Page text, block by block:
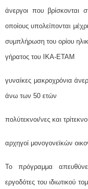
άνεργοι που βρίσκονται
οποίους υπολείπονται
συμπλήρωση του ορίου
γήρατος του ΙΚΑ-ΕΤΑΜ
γυναίκες μακροχρόνια
άνω των 50 ετών
πολύτεκνοι/νες και
αρχηγοί μονογονεϊκών
Το πρόγραμμα
εργοδότες του ιδιωτικού